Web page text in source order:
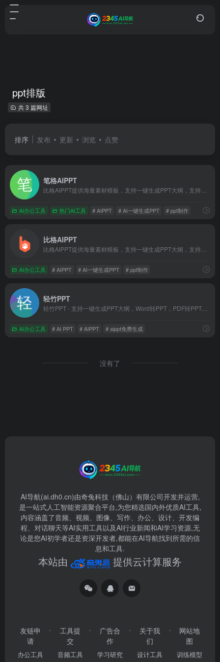
ppt排版
共 3 篇网址
排序 发布 更新 浏览 点赞
笔格AIPPT
AI办公工具 热门AI工具 # AIPPT # AI一键生成PPT # ppt制作
比格AIPPT
AI办公工具 # AIPPT # AI一键生成PPT # ppt制作
轻竹PPT
AI办公工具 # AI PPT # AIPPT # aippt免费生成
没有了
AI导航(ai.dh0.cn)由奇兔科技（佛山）有限公司开发并运营,
是一站式人工智能资源聚合平台,为您精选国内外优质AI工具,
内容涵盖了音频、视频、图像、写作、办公、设计、开发编
程、对话聊天等AI实用工具以及AI行业新闻和AI学习资源,无
论是您AI初学者还是资深开发者,都能在AI导航找到所需的信
息和工具.
本站由 提供云计算服务
友链申
请
办公工具
工具提
交
音频工具
广告合
作
学习研究
关于我
们
设计工具
网站地
图
训练模型